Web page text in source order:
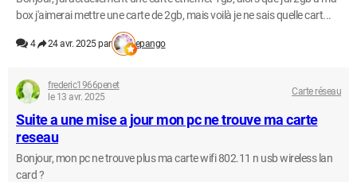
box j'aimerai mettre une carte de 2gb, mais voilà je ne sais quelle cart...
4 24 avr. 2025 par epango
frederic1966penet
le 13 avr. 2025
Carte réseau
Suite a une mise a jour mon pc ne trouve ma carte
reseau
Bonjour, mon pc ne trouve plus ma carte wifi 802.11 n usb wireless lan
card ?